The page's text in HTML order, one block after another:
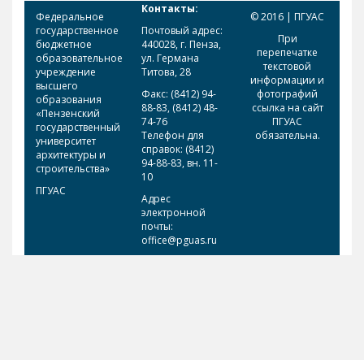
Федеральное
государственное
бюджетное
образовательное
учреждение
высшего
образования
«Пензенский
государственный
университет
архитектуры и
строительства»
ПГУАС
Контакты:
Почтовый адрес:
440028, г. Пенза,
ул. Германа
Титова, 28
Факс: (8412) 94-
88-83, (8412) 48-
74-76
Телефон для
справок: (8412)
94-88-83, вн. 11-
10
Адрес
электронной
почты:
office@pguas.ru
© 2016 | ПГУАС
При
перепечатке
текстовой
информации и
фотографий
ссылка на сайт
ПГУАС
обязательна.